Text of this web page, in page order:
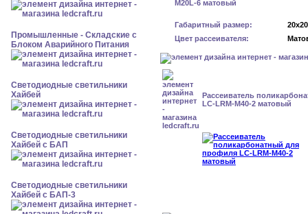
Промышленные - Складские с
Блоком Аварийного Питания
Светодиодные светильники
Хайбей
Светодиодные светильники
Хайбей с БАП
Светодиодные светильники
Хайбей с БАП-3
Габаритный размер:
Цвет рассеивателя:
Рассеиватель
LC-LRM-M40-2 матовый